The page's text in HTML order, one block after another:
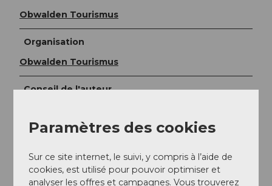
Obwalden Tourismus
Organisation
Obwalden Tourismus
Conseil de l'auteur
directement au bord du lac est recommandée au bar
du port à Sarnen ou au restaurant Seefeld Lido
Paramètres des cookies
Sur ce site internet, le suivi, y compris à l’aide de
cookies, est utilisé pour pouvoir optimiser et
analyser les offres et campagnes. Vous trouverez